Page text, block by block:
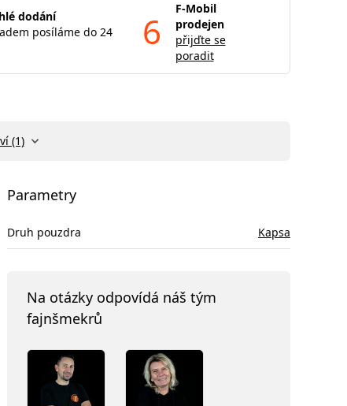
dodání
posíláme do 24
6
F-Mobil
prodejen
přijďte se
poradit
(1)
Parametry
Druh pouzdra Kapsa
Na otázky odpovídá náš tým
fajnšmekrů